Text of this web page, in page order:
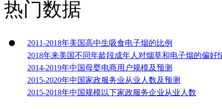
热门数据
2011-2018年美国高中生吸食电子烟的比例
2018年来美国不同年龄段成年人对烟草和电子烟的偏好
2014-2019年中国母婴电商用户规模及预测
2015-2020年中国家政服务业从业人数及预测
2015-2018年中国规模以下家政服务企业从业人数